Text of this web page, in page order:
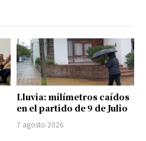
Lluvia: milímetros caídos
en el partido de 9 de Julio
7 agosto 2026